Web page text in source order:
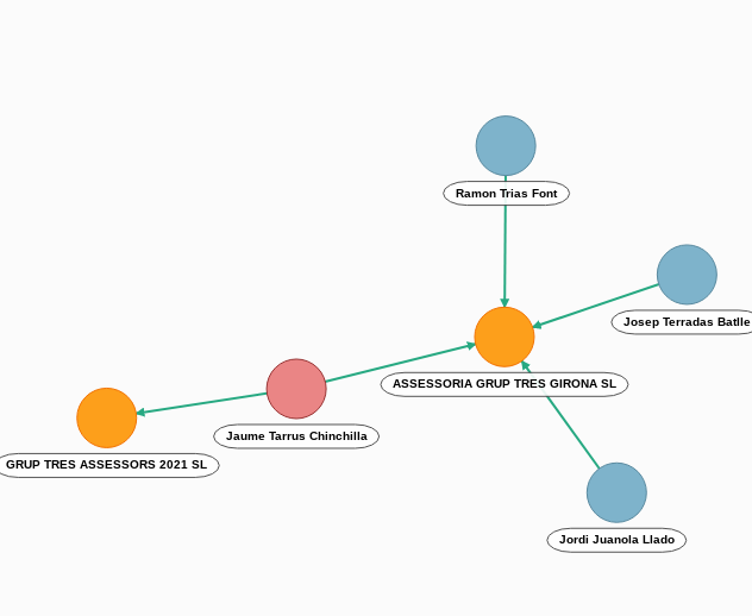
ASSESSORIA GRUP TRES GIRONA SL
Jaume Tarrus Chinchilla
GRUP TRES ASSESSORS 2021 SL
Jordi Juanola Llado
Ramon Trias Font
Josep Terradas Batlle